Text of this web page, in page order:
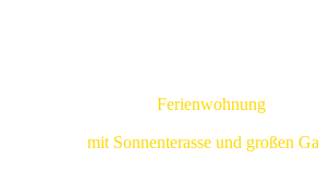
Ferienwohnung
mit Sonnenterasse und großen